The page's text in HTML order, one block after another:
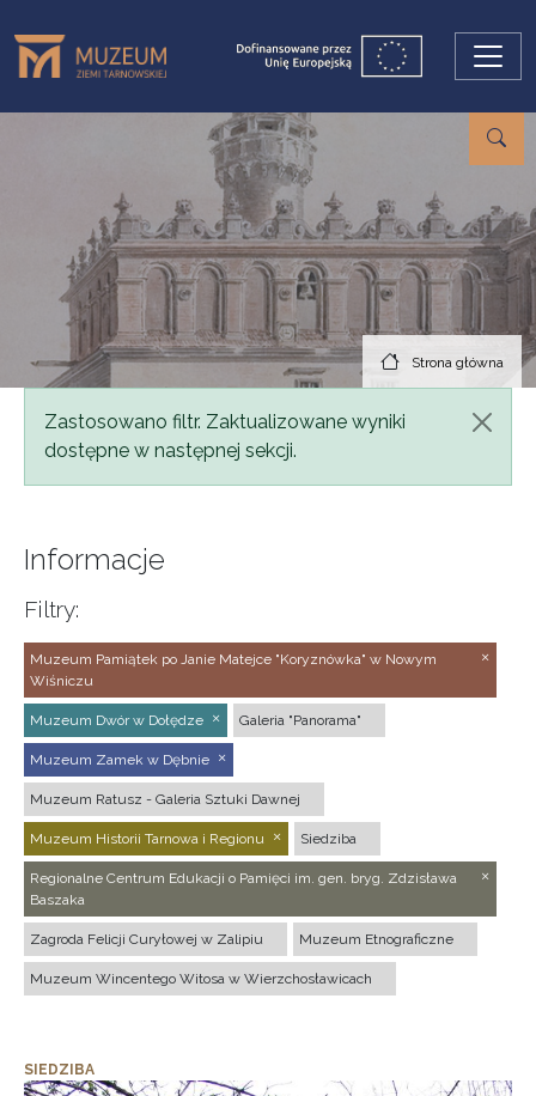
Strona główna
Komunikat
Zastosowano filtr. Zaktualizowane wyniki
dostępne w następnej sekcji.
Informacje
Filtry:
Muzeum Pamiątek po Janie Matejce "Koryznówka" w Nowym
Wiśniczu
Muzeum Dwór w Dołędze Galeria "Panorama"
Muzeum Zamek w Dębnie
Muzeum Ratusz - Galeria Sztuki Dawnej
Muzeum Historii Tarnowa i Regionu Siedziba
Regionalne Centrum Edukacji o Pamięci im. gen. bryg. Zdzisława
Baszaka
Zagroda Felicji Curyłowej w Zalipiu Muzeum Etnograficzne
Muzeum Wincentego Witosa w Wierzchosławicach
SIEDZIBA